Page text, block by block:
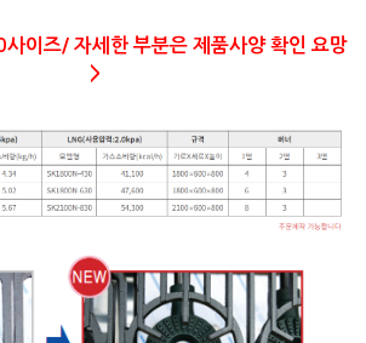
이즈/ 자세한 부분은 제품사양 확인 요망
>